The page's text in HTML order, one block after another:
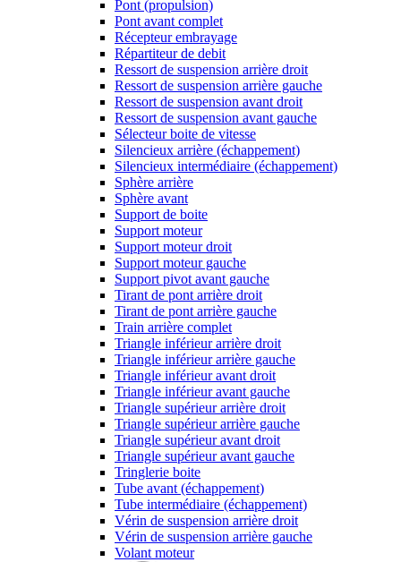
Pont (propulsion)
Pont avant complet
Récepteur embrayage
Répartiteur de debit
Ressort de suspension arrière droit
Ressort de suspension arrière gauche
Ressort de suspension avant droit
Ressort de suspension avant gauche
Sélecteur boite de vitesse
Silencieux arrière (échappement)
Silencieux intermédiaire (échappement)
Sphère arrière
Sphère avant
Support de boite
Support moteur
Support moteur droit
Support moteur gauche
Support pivot avant gauche
Tirant de pont arrière droit
Tirant de pont arrière gauche
Train arrière complet
Triangle inférieur arrière droit
Triangle inférieur arrière gauche
Triangle inférieur avant droit
Triangle inférieur avant gauche
Triangle supérieur arrière droit
Triangle supérieur arrière gauche
Triangle supérieur avant droit
Triangle supérieur avant gauche
Tringlerie boite
Tube avant (échappement)
Tube intermédiaire (échappement)
Vérin de suspension arrière droit
Vérin de suspension arrière gauche
Volant moteur